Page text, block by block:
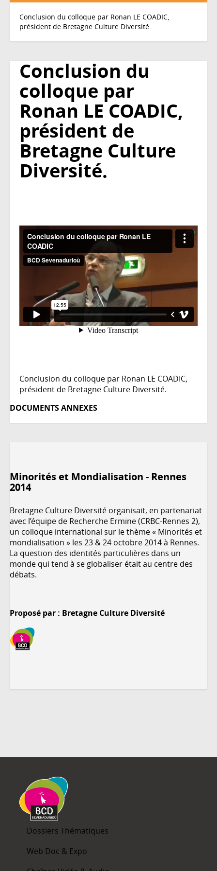
Conclusion du colloque par Ronan LE COADIC,
président de Bretagne Culture Diversité.
Conclusion du
colloque par
Ronan LE COADIC,
président de
Bretagne Culture
Diversité.
colloque
par
Ronan
COADIC
Conclusion du colloque par Ronan LE COADIC,
président de Bretagne Culture Diversité.
DOCUMENTS ANNEXES
Minorités et Mondialisation - Rennes
2014
Bretagne Culture Diversité organisait, en partenariat
avec l’équipe de Recherche Ermine (CRBC-Rennes 2),
un colloque international sur le thème « Minorités et
mondialisation » les 23 & 24 octobre 2014 à Rennes.
La question des identités particulières dans un
monde qui tend à se globaliser était au centre des
débats.
Proposé par : Bretagne Culture Diversité
Dossiers Thématiques
Web Doc & Expo